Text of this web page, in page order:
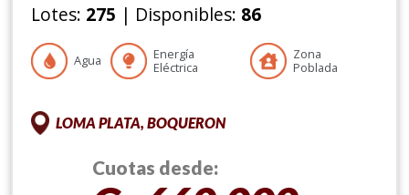
Lotes: 275 | Disponibles: 86
Agua
Energía
Eléctrica
Zona
Poblada
LOMA PLATA, BOQUERON
Cuotas desde: